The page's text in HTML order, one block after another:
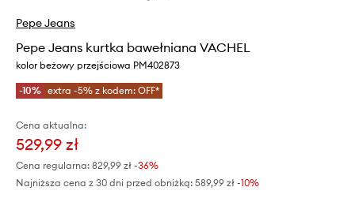
Pepe Jeans
Pepe Jeans kurtka bawełniana VACHEL
kolor beżowy przejściowa PM402873
-10% extra -5% z kodem: OFF*
Cena aktualna:
529,99 zł
Cena regularna: 829,99 zł -36%
Najniższa cena z 30 dni przed obniżką: 589,99 zł -10%